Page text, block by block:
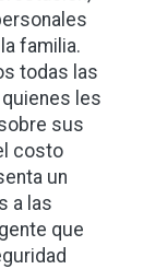
familia.
todas las
les
sus
costo
un
a las
que